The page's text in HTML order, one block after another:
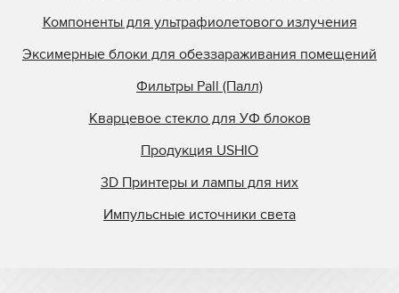
Компоненты для ультрафиолетового излучения
Эксимерные блоки для обеззараживания помещений
Фильтры Pall (Палл)
Кварцевое стекло для УФ блоков
Продукция USHIO
3D Принтеры и лампы для них
Импульсные источники света